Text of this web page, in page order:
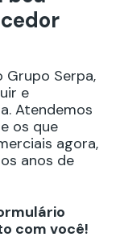
Grupo Serpa,
e
Atendemos
os que
agora,
anos de
com você!